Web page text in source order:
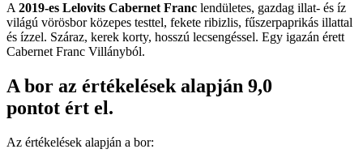
A 2019-es Lelovits Cabernet Franc lendületes, gazdag illat- és íz
világú vörösbor közepes testtel, fekete ribizlis, fűszerpaprikás illattal
és ízzel. Száraz, kerek korty, hosszú lecsengéssel. Egy igazán érett
Cabernet Franc Villányból.
A bor az értékelések alapján 9,0
pontot ért el.
Az értékelések alapján a bor: